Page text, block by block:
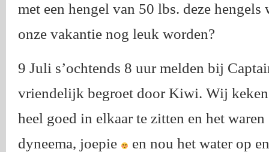
met een hengel van 50 lbs. deze
onze vakantie nog leuk worden?
9 Juli s’ochtends 8 uur melden bij
vriendelijk begroet door Kiwi. Wij keken
heel goed in elkaar te zitten en het
dyneema, joepie
en nou het water op